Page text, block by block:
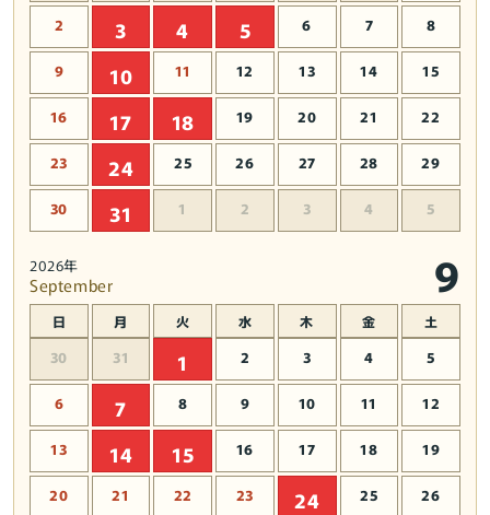
2
3 4 5 6 7 8
9 10 11 12 13 14 15
16 17 18 19 20 21 22
23 24 25 26 27 28 29
30 31 1 2 3 4 5
2026年
September 9
日 月 火 水 木 金 土
30 31 1 2 3 4 5
6 7 8 9 10 11 12
13 14 15 16 17 18 19
20 21 22 23 24 25 26